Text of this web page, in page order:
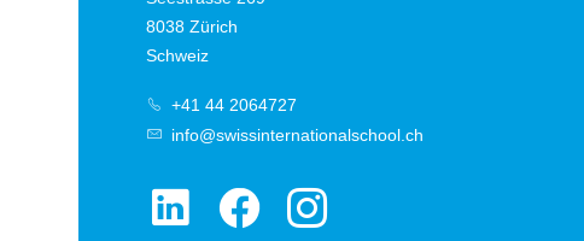
8038 Zürich
Schweiz
+41 44 2064727
info@swissinternationalschool.ch